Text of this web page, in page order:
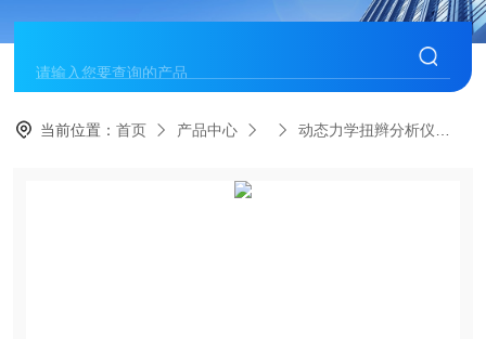
当前位置：首页 产品中心 动态力学扭辫分析仪